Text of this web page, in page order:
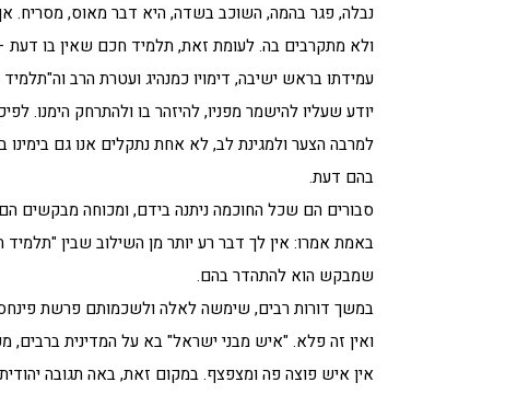
נבלה, פגר בהמה, השוכב בשדה, היא דבר מאוס, מסריח.
ולא מתקרבים בה. לעומת זאת, תלמיד חכם שאין בו דעת
עמידתו בראש ישיבה, דימויו כמנהיג ועטרת הרב וה"תלמיד
יודע שעליו להישמר מפניו, להיזהר בו ולהתרחק הימנו.
למרבה הצער ולמגינת לב, לא אחת נתקלים אנו גם
בהם דעת.
סבורים הם שכל החוכמה ניתנה בידם, ומכוחה מבקשים
באמת אמרו: אין לך דבר רע יותר מן השילוב שבין
שמבקש הוא להתהדר בהם.
במשך דורות רבים, שימשה לאלה ולשכמותם פרשת פינחס
ואין זה פלא. "איש מבני ישראל" בא על המדינית ברבים,
אין איש פוצה פה ומצפצף. במקום זאת, באה תגובה